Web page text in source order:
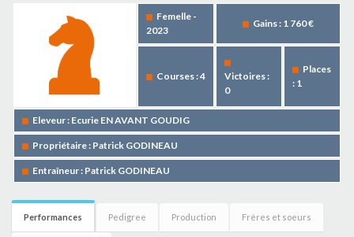
Femelle -
2023
Gains : 1 760 €
Courses : 4
Victoires :
0
Places
: 1
Eleveur : Ecurie EN AVANT GOUDIG
Propriétaire : Patrick GODINEAU
Entraîneur : Patrick GODINEAU
Performances Pedigree Production Frères et soeurs